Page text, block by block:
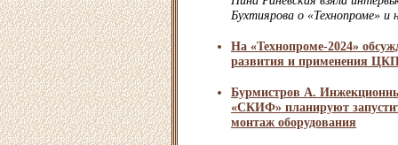
Бухтиярова о «Технопроме» и
На «Технопроме-2024»
развития и применения
Бурмистров А.
«СКИФ» планируют
монтаж оборудования